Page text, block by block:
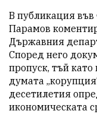
В публикация във
Парамов
Държавния
Според него
пропуск, тъй
думата
десетилетия
икономическата